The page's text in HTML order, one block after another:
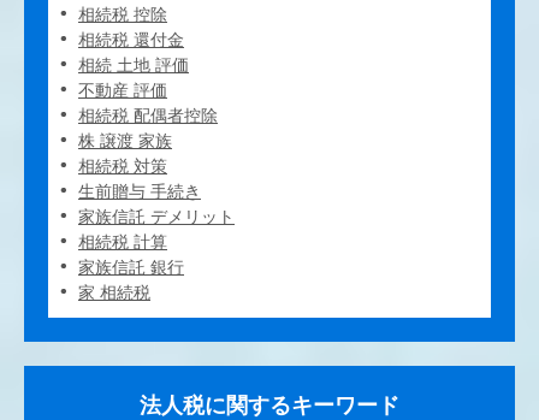
相続税 控除
相続税 還付金
相続 土地 評価
不動産 評価
相続税 配偶者控除
株 譲渡 家族
相続税 対策
生前贈与 手続き
家族信託 デメリット
相続税 計算
家族信託 銀行
家 相続税
法人税に関するキーワード